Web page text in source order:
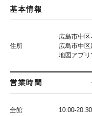
基本情報
住所
広島市中区
広島市中区
地図アプリ
営業時間
全館 10:00-20:30